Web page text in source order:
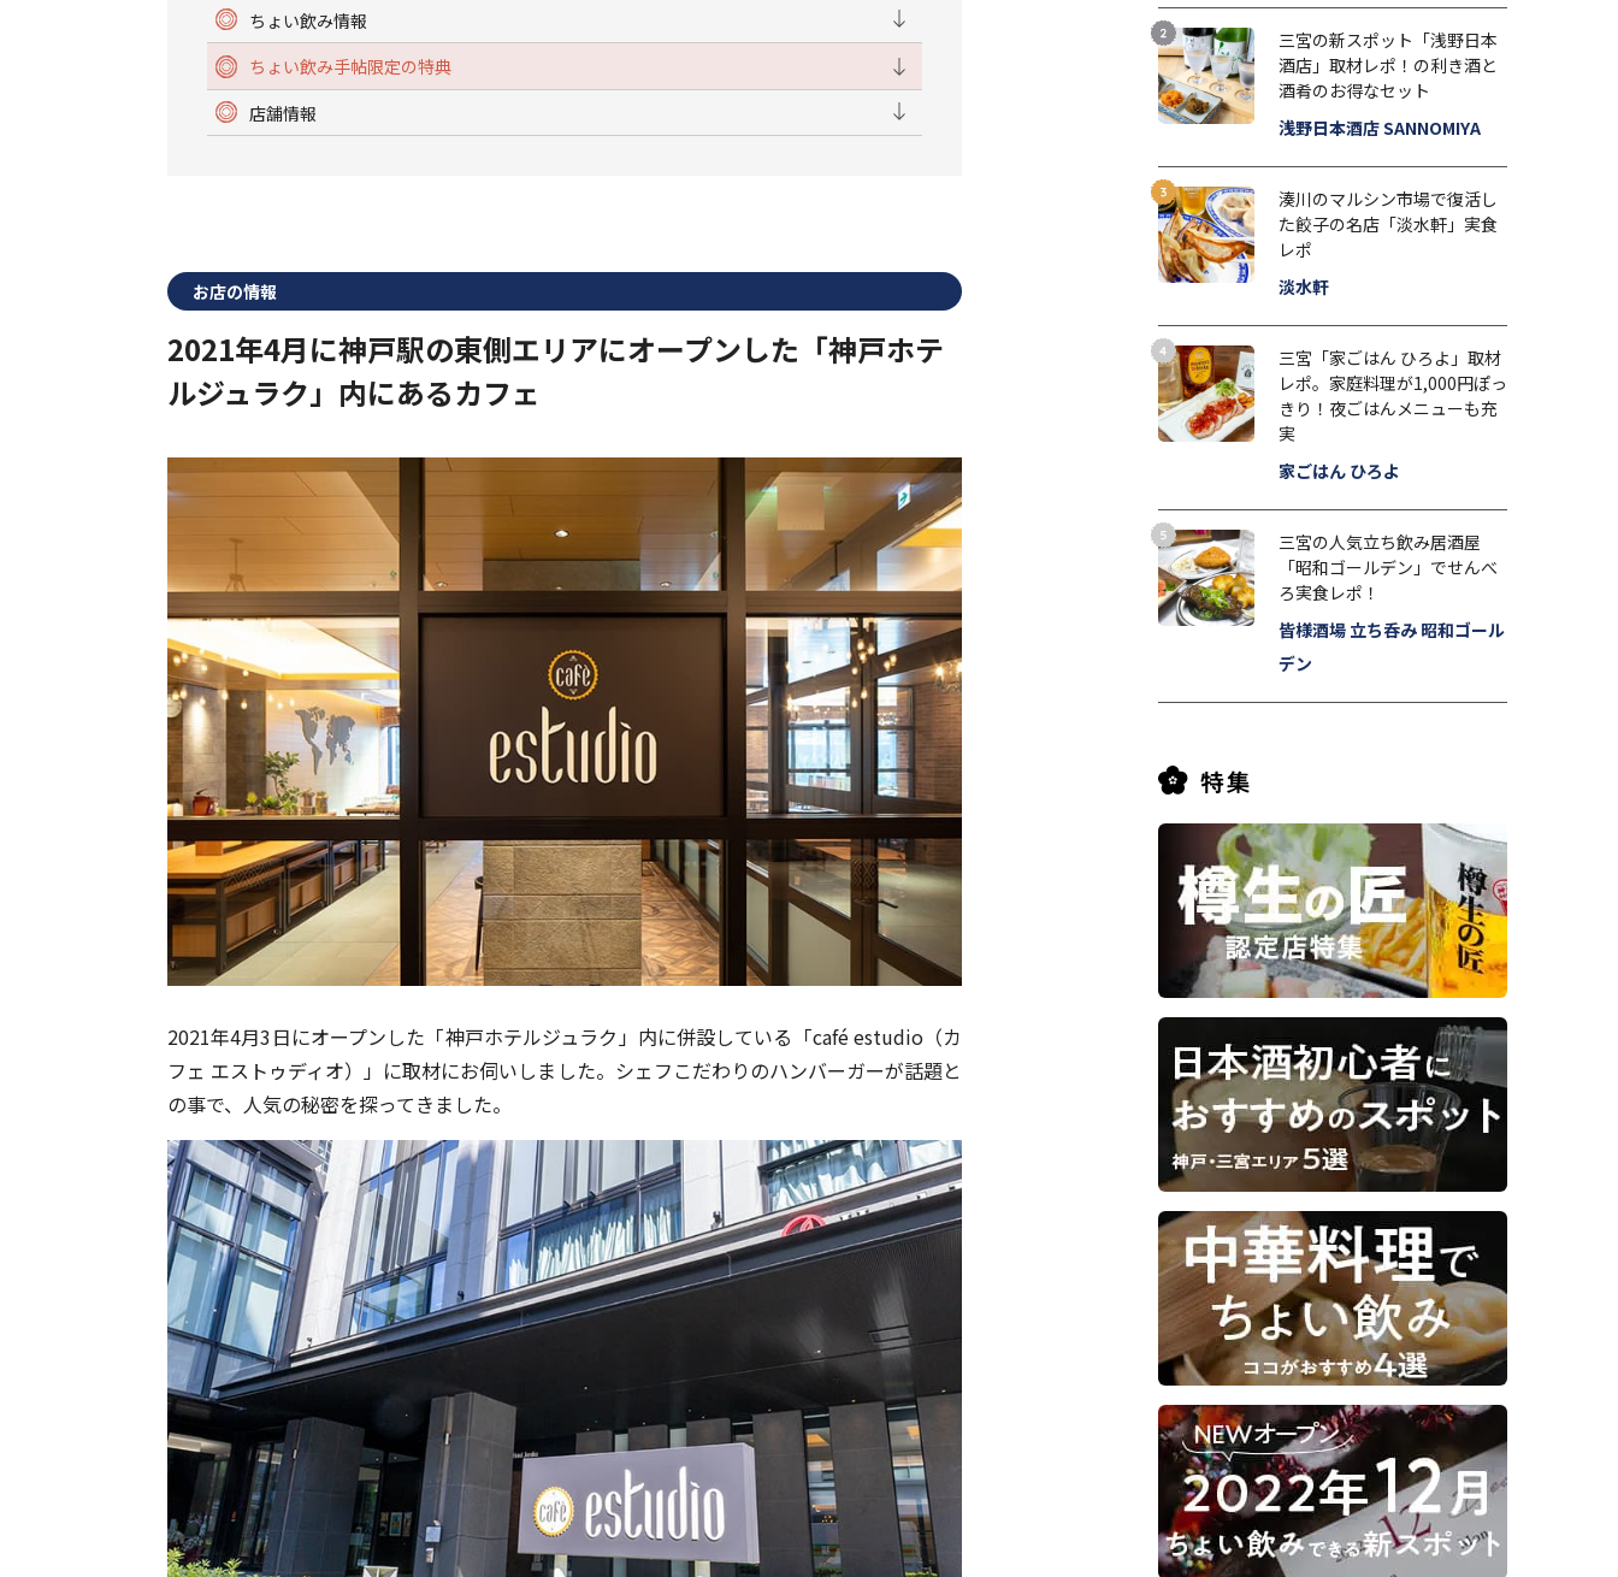
ちょい飲み情報
ちょい飲み手帖限定の特典
店舗情報
お店の情報
2021年4月に神戸駅の東側エリアにオープンした「神戸ホテ
ルジュラク」内にあるカフェ
2021年4月3日にオープンした「神戸ホテルジュラク」内に併設している「café estudio（カ
フェ エストゥディオ）」に取材にお伺いしました。シェフこだわりのハンバーガーが話題と
の事で、人気の秘密を探ってきました。
三宮の新スポット「浅野日本
酒店」取材レポ！の利き酒と
酒肴のお得なセット
浅野日本酒店 SANNOMIYA
湊川のマルシン市場で復活し
た餃子の名店「淡水軒」実食
レポ
淡水軒
三宮「家ごはん ひろよ」取材
レポ。家庭料理が1,000円ぽっ
きり！夜ごはんメニューも充
実
家ごはん ひろよ
三宮の人気立ち飲み居酒屋
「昭和ゴールデン」でせんべ
ろ実食レポ！
皆様酒場 立ち呑み 昭和ゴール
デン